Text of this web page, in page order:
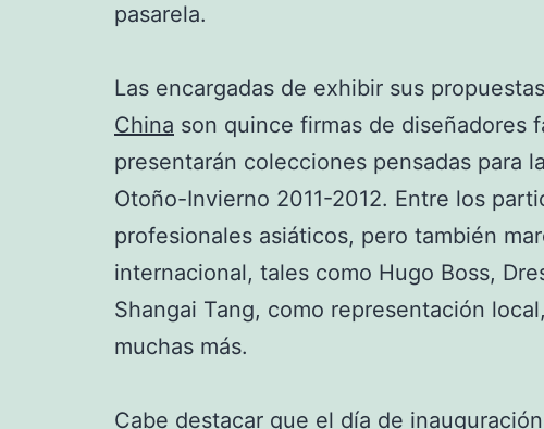
pasarela.
Las encargadas de exhibir sus
China son quince firmas de diseñadores
presentarán colecciones pensadas para
Otoño-Invierno 2011-2012. Entre los
profesionales asiáticos, pero también
internacional, tales como Hugo Boss,
Shangai Tang, como representación
muchas más.
Cabe destacar que el día de